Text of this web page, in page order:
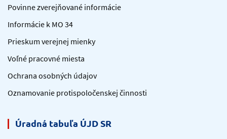
Povinne zverejňované informácie
Informácie k MO 34
Prieskum verejnej mienky
Voľné pracovné miesta
Ochrana osobných údajov
Oznamovanie protispoločenskej činnosti
Úradná tabuľa ÚJD SR